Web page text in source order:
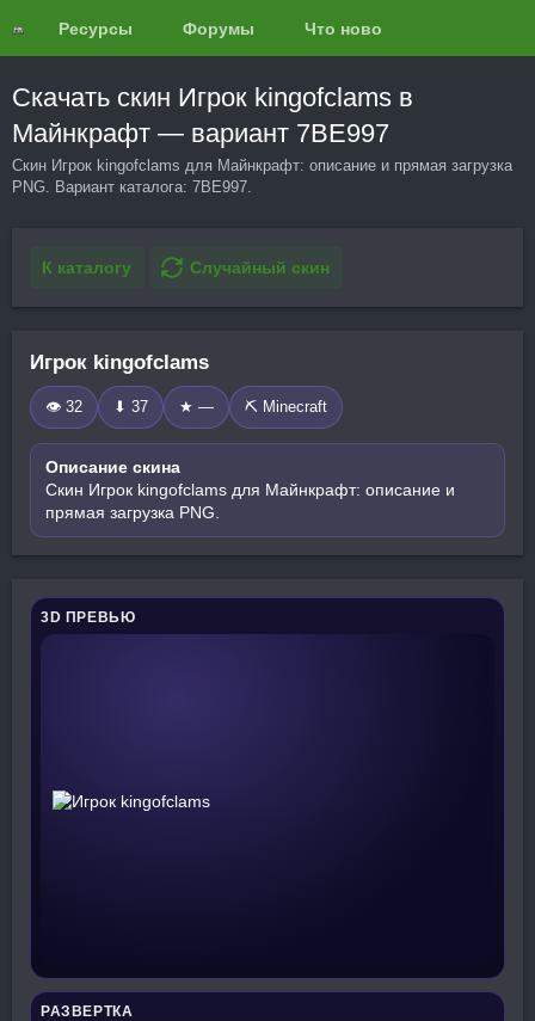
Ресурсы Форумы Что нового?
Скачать скин Игрок kingofclams в
Майнкрафт — вариант 7BE997
Скин Игрок kingofclams для Майнкрафт: описание и прямая загрузка
PNG. Вариант каталога: 7BE997.
К каталогу Случайный скин
Игрок kingofclams
👁 32 ⬇ 37 ★ — ⛏️ Minecraft
Описание скина
Скин Игрок kingofclams для Майнкрафт: описание и
прямая загрузка PNG.
3D ПРЕВЬЮ
РАЗВЕРТКА